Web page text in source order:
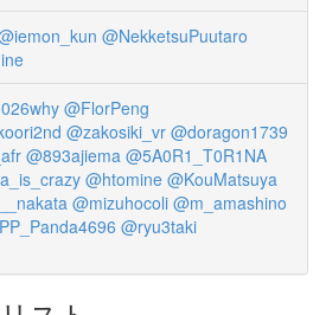
@NekketsuPuutaro
@FlorPeng
@zakosiki_vr @doragon1739
@893ajiema @5A0R1_T0R1NA
@htomine @KouMatsuya
@mizuhocoli @m_amashino
@ryu3taki